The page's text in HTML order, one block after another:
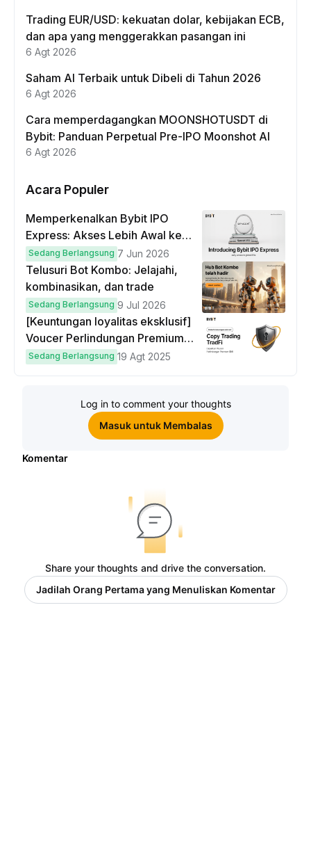
Trading EUR/USD: kekuatan dolar, kebijakan ECB,
dan apa yang menggerakkan pasangan ini
6 Agt 2026
Saham AI Terbaik untuk Dibeli di Tahun 2026
6 Agt 2026
Cara memperdagangkan MOONSHOTUSDT di
Bybit: Panduan Perpetual Pre-IPO Moonshot AI
6 Agt 2026
Acara Populer
Memperkenalkan Bybit IPO
Express: Akses Lebih Awal ke
IPO Global!
Sedang Berlangsung 7 Jun 2026
Telusuri Bot Kombo: Jelajahi,
kombinasikan, dan trade
Sedang Berlangsung 9 Jul 2026
[Keuntungan loyalitas eksklusif]
Voucer Perlindungan Premium
hingga $50
Sedang Berlangsung 19 Agt 2025
Log in to comment your thoughts
Masuk untuk Membalas
Komentar
Share your thoughts and drive the conversation.
Jadilah Orang Pertama yang Menuliskan Komentar